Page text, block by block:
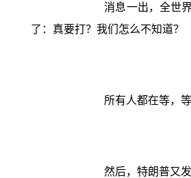
消息一出，全世
了：真要打？我们怎么不知道？
所有人都在等，
然后，特朗普又发